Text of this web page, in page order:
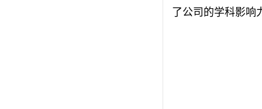
了公司的学科影响